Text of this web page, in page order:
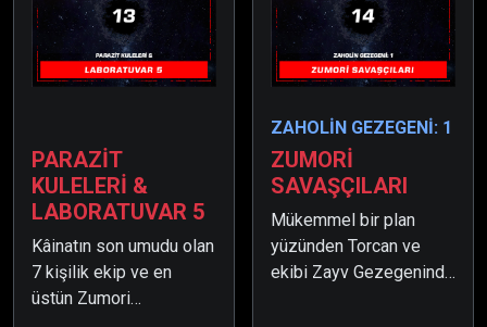
PARAZİT
KULELERİ &
LABORATUVAR 5
Kâinatın son umudu olan
7 kişilik ekip ve en
üstün Zumori
ZAHOLİN GEZEGENİ: 1
ZUMORİ
SAVAŞÇILARI
Mükemmel bir plan
yüzünden Torcan ve
ekibi Zayv Gezegeninde